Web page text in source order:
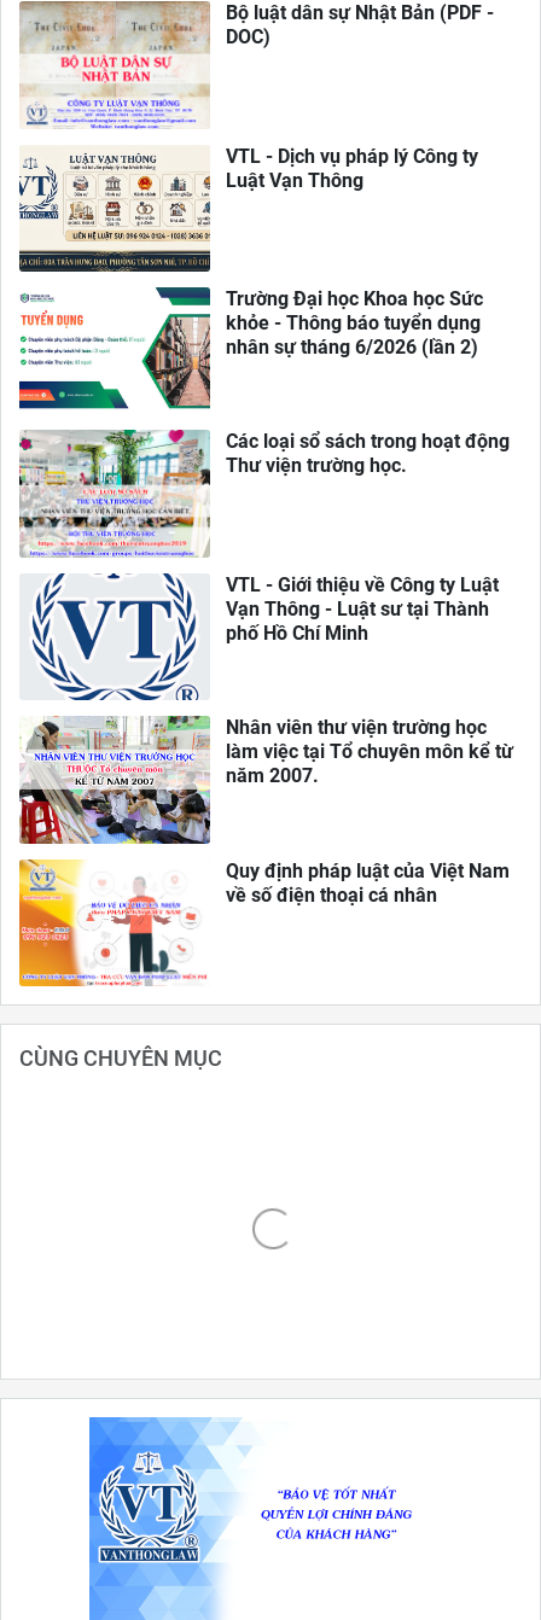
Bộ luật dân sự Nhật Bản (PDF -
DOC)
VTL - Dịch vụ pháp lý Công ty
Luật Vạn Thông
Trường Đại học Khoa học Sức
khỏe - Thông báo tuyển dụng
nhân sự tháng 6/2026 (lần 2)
Các loại sổ sách trong hoạt động
Thư viện trường học.
VTL - Giới thiệu về Công ty Luật
Vạn Thông - Luật sư tại Thành
phố Hồ Chí Minh
Nhân viên thư viện trường học
làm việc tại Tổ chuyên môn kể từ
năm 2007.
Quy định pháp luật của Việt Nam
về số điện thoại cá nhân
CÙNG CHUYÊN MỤC